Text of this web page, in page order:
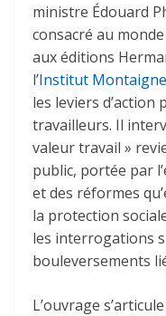
ministre Édouard
consacré au
aux éditions
l’Institut Montaigne
les leviers
travailleurs. Il
valeur travail »
public, portée par
et des réformes
la protection
les interrogations
bouleversements
L’ouvrage